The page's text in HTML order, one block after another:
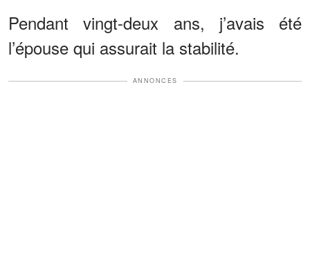
Pendant vingt-deux ans, j’avais été
l’épouse qui assurait la stabilité.
ANNONCES